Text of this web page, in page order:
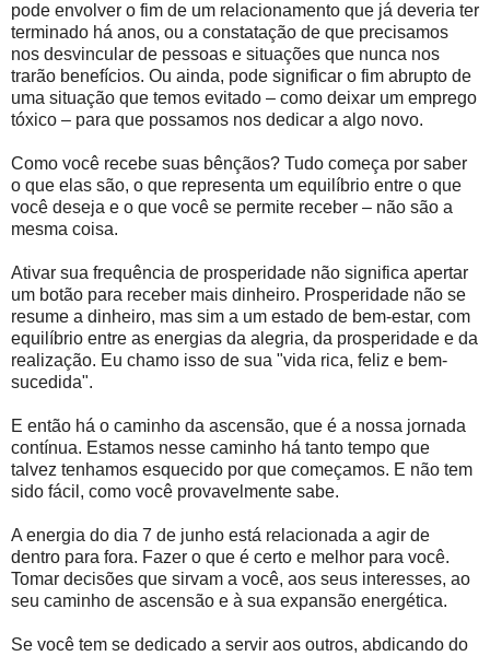
pode envolver o fim de um relacionamento que já deveria ter
terminado há anos, ou a constatação de que precisamos
nos desvincular de pessoas e situações que nunca nos
trarão benefícios. Ou ainda, pode significar o fim abrupto de
uma situação que temos evitado – como deixar um emprego
tóxico – para que possamos nos dedicar a algo novo.
Como você recebe suas bênçãos? Tudo começa por saber
o que elas são, o que representa um equilíbrio entre o que
você deseja e o que você se permite receber – não são a
mesma coisa.
Ativar sua frequência de prosperidade não significa apertar
um botão para receber mais dinheiro. Prosperidade não se
resume a dinheiro, mas sim a um estado de bem-estar, com
equilíbrio entre as energias da alegria, da prosperidade e da
realização. Eu chamo isso de sua "vida rica, feliz e bem-
sucedida".
E então há o caminho da ascensão, que é a nossa jornada
contínua. Estamos nesse caminho há tanto tempo que
talvez tenhamos esquecido por que começamos. E não tem
sido fácil, como você provavelmente sabe.
A energia do dia 7 de junho está relacionada a agir de
dentro para fora. Fazer o que é certo e melhor para você.
Tomar decisões que sirvam a você, aos seus interesses, ao
seu caminho de ascensão e à sua expansão energética.
Se você tem se dedicado a servir aos outros, abdicando do